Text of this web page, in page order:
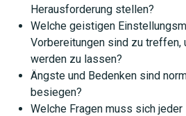
Herausforderung stellen?
Welche geistigen
Vorbereitungen sind zu treffen,
werden zu lassen?
Ängste und Bedenken sind
besiegen?
Welche Fragen muss sich